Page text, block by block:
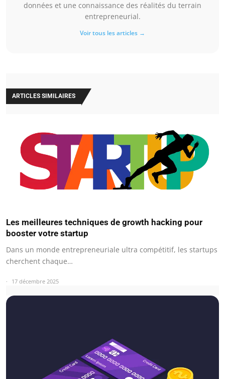
données et une connaissance des réalités du terrain
entrepreneurial.
Voir tous les articles →
ARTICLES SIMILAIRES
Les meilleures techniques de growth hacking pour
booster votre startup
Dans un monde entrepreneuriale ultra compétitif, les startups
cherchent chaque…
17 décembre 2025